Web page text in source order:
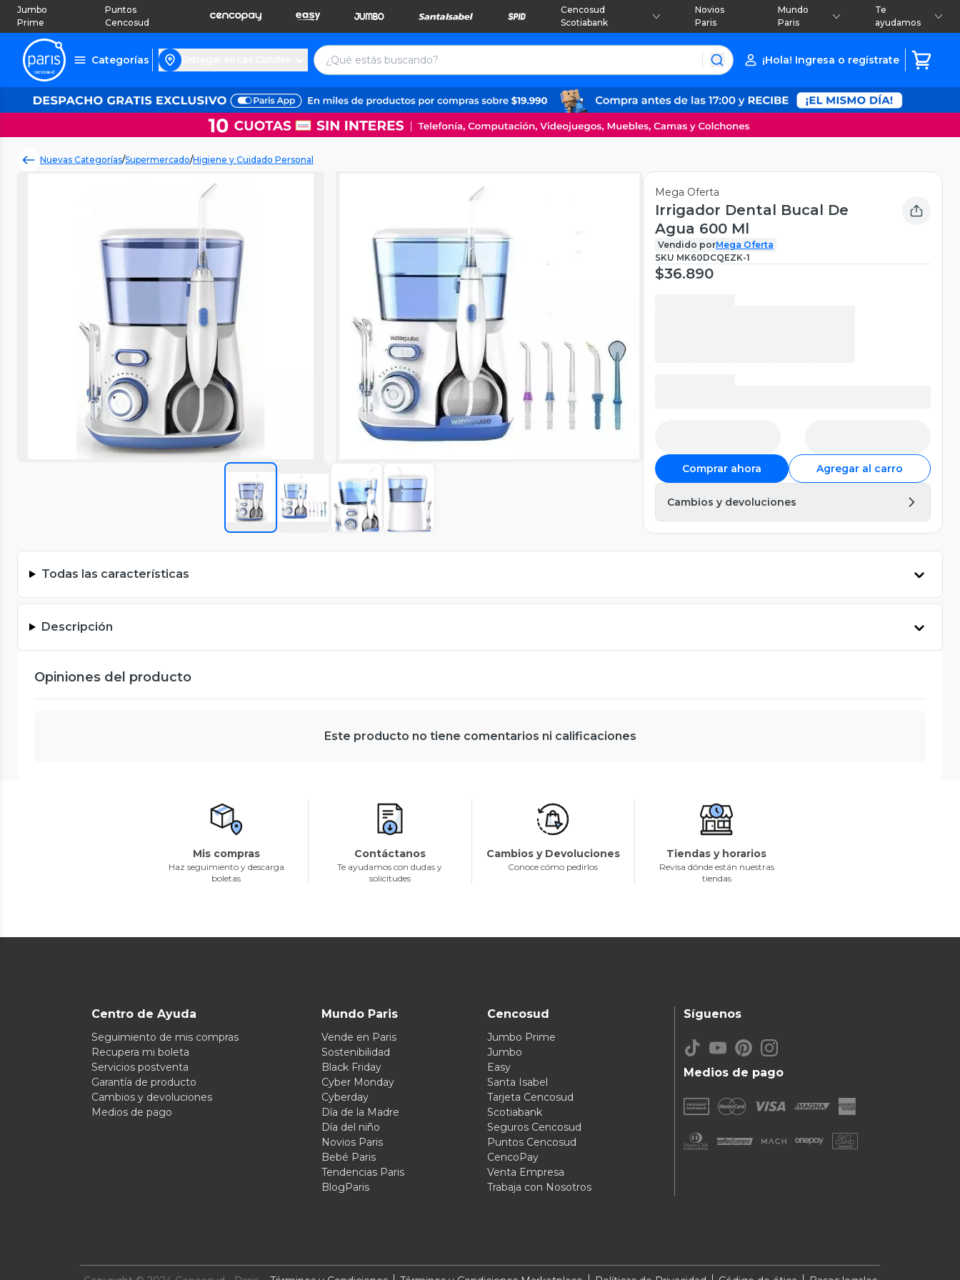
Jumbo
Prime
Puntos
Cencosud
Cencosud
Scotiabank
Novios
Paris
Mundo
Paris
Te
ayudamos
Categorías ¡Hola! Ingresa o regístrate
Nuevas Categorías/Supermercado/Higiene y Cuidado Personal
Mega Oferta
Irrigador Dental Bucal De
Agua 600 Ml
Vendido porMega Oferta
SKU MK60DCQEZK-1
$36.890
Comprar ahora Agregar al carro
Cambios y devoluciones
Todas las características
Descripción
Opiniones del producto
Este producto no tiene comentarios ni calificaciones
Mis compras
Haz seguimiento y descarga
boletas
Contáctanos
Te ayudamos con dudas y
solicitudes
Cambios y Devoluciones
Conoce cómo pedirlos
Tiendas y horarios
Revisa dónde están nuestras
tiendas
Centro de Ayuda
Seguimiento de mis compras
Recupera mi boleta
Servicios postventa
Garantía de producto
Cambios y devoluciones
Medios de pago
Mundo Paris
Vende en Paris
Sostenibilidad
Black Friday
Cyber Monday
Cyberday
Día de la Madre
Día del niño
Novios Paris
Bebé Paris
Tendencias Paris
BlogParis
Cencosud
Jumbo Prime
Jumbo
Easy
Santa Isabel
Tarjeta Cencosud
Scotiabank
Seguros Cencosud
Puntos Cencosud
CencoPay
Venta Empresa
Trabaja con Nosotros
Medios de pago
Síguenos